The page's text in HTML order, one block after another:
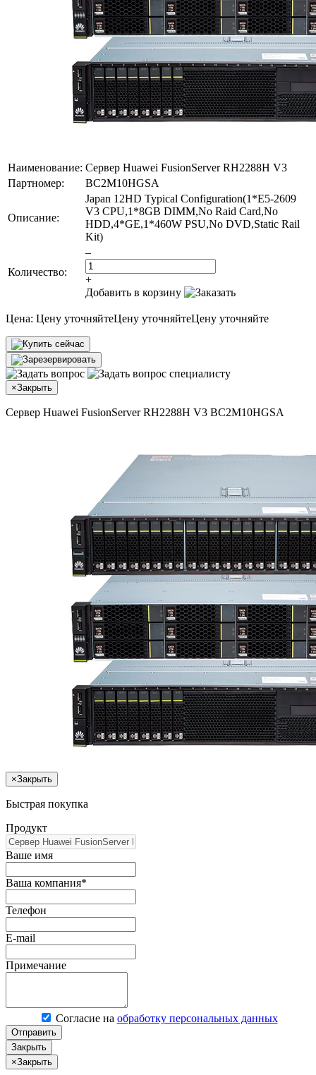
Наименование: Сервер Huawei FusionServer RH2288H V3
Партномер:
BC2M10HGSA
Описание:
Japan 12HD Typical Configuration(1*E5-2609
V3 CPU,1*8GB DIMM,No Raid Card,No
HDD,4*GE,1*460W PSU,No DVD,Static Rail
Kit)
Количество:
–
+
Добавить в корзину
Цена: Цену уточняйтеЦену уточняйтеЦену уточняйте
×Закрыть
Сервер Huawei FusionServer RH2288H V3 BC2M10HGSA
×Закрыть
Быстрая покупка
Продукт
Ваше имя
Ваша компания*
Телефон
E-mail
Примечание
Согласие на обработку персональных данных
Отправить
Закрыть
×Закрыть